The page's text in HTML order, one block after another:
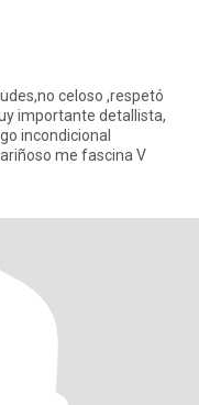
detallista,
cariñoso me fascina V